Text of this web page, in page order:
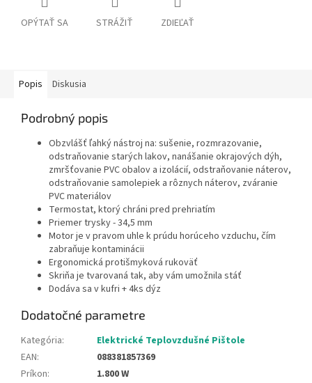
OPÝTAŤ SA STRÁŽIŤ ZDIEĽAŤ
Popis Diskusia
Podrobný popis
Obzvlášť ľahký nástroj na: sušenie, rozmrazovanie,
odstraňovanie starých lakov, nanášanie okrajových dýh,
zmršťovanie PVC obalov a izolácií, odstraňovanie náterov,
odstraňovanie samolepiek a rôznych náterov, zváranie
PVC materiálov
Termostat, ktorý chráni pred prehriatím
Priemer trysky - 34,5 mm
Motor je v pravom uhle k prúdu horúceho vzduchu, čím
zabraňuje kontaminácii
Ergonomická protišmyková rukoväť
Skriňa je tvarovaná tak, aby vám umožnila stáť
Dodáva sa v kufri + 4ks dýz
Dodatočné parametre
Kategória:
Elektrické Teplovzdušné Pištole
EAN:
088381857369
Príkon:
1.800 W